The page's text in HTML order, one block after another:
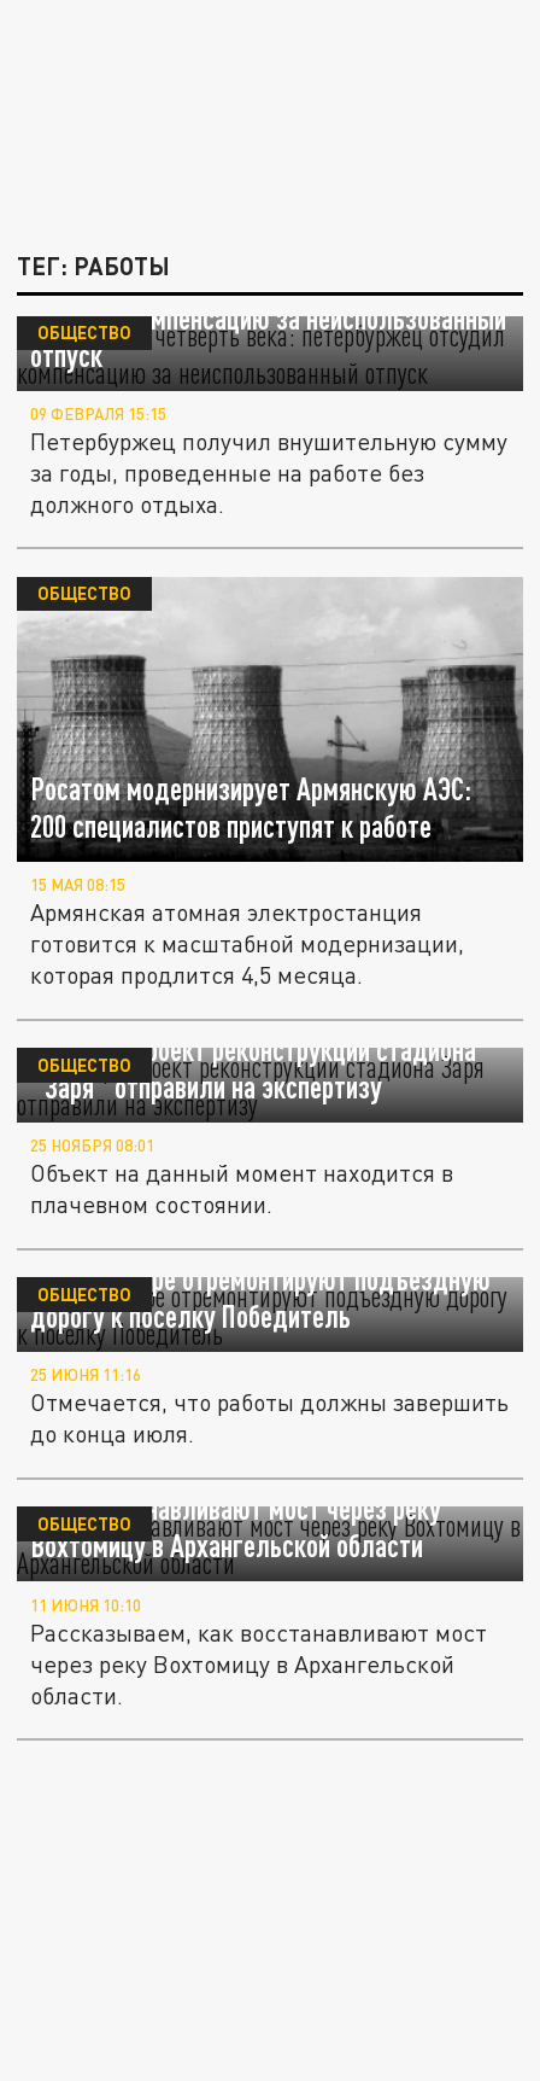
ТЕГ: РАБОТЫ
Миллион за четверть века: петербуржец
отсудил компенсацию за неиспользованный
отпуск
ОБЩЕСТВО
09 ФЕВРАЛЯ 15:15
Петербуржец получил внушительную сумму
за годы, проведенные на работе без
должного отдыха.
Росатом модернизирует Армянскую АЭС:
200 специалистов приступят к работе
ОБЩЕСТВО
15 МАЯ 08:15
Армянская атомная электростанция
готовится к масштабной модернизации,
которая продлится 4,5 месяца.
В Самаре проект реконструкции стадиона
"Заря" отправили на экспертизу
ОБЩЕСТВО
25 НОЯБРЯ 08:01
Объект на данный момент находится в
плачевном состоянии.
В Краснодаре отремонтируют подъездную
дорогу к поселку Победитель
ОБЩЕСТВО
25 ИЮНЯ 11:16
Отмечается, что работы должны завершить
до конца июля.
Как восстанавливают мост через реку
Вохтомицу в Архангельской области
ОБЩЕСТВО
11 ИЮНЯ 10:10
Рассказываем, как восстанавливают мост
через реку Вохтомицу в Архангельской
области.